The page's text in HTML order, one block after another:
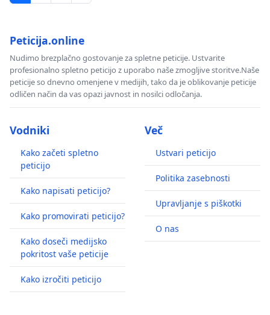
Peticija.online
Nudimo brezplačno gostovanje za spletne peticije. Ustvarite
profesionalno spletno peticijo z uporabo naše zmogljive storitve.Naše
peticije so dnevno omenjene v medijih, tako da je oblikovanje peticije
odličen način da vas opazi javnost in nosilci odločanja.
Vodniki
Kako začeti spletno
peticijo
Kako napisati peticijo?
Kako promovirati peticijo?
Kako doseči medijsko
pokritost vaše peticije
Kako izročiti peticijo
Več
Ustvari peticijo
Politika zasebnosti
Upravljanje s piškotki
O nas